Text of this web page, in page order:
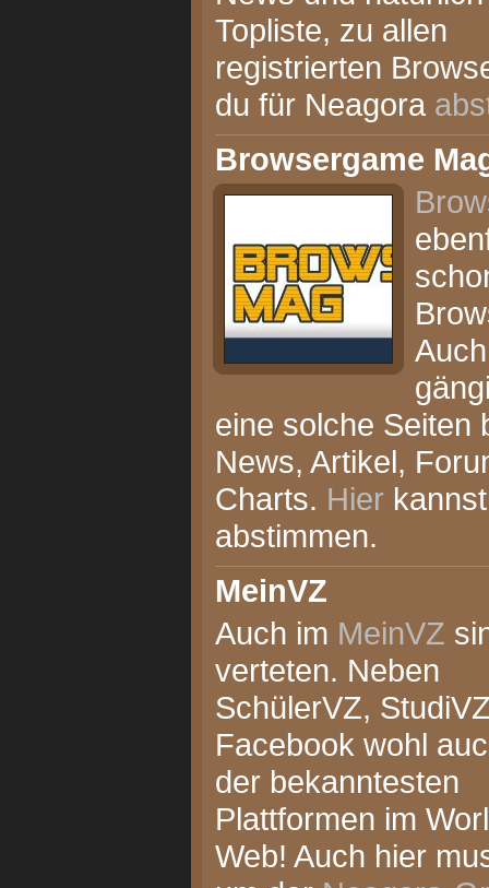
Topliste, zu allen
registrierten
du für Neagora
Browsergame
eine solche Seiten
News, Artikel,
Charts. Hier
abstimmen.
MeinVZ
Auch im MeinVZ
verteten. Neben
SchülerVZ,
Facebook wohl
der bekanntesten
Plattformen im
Web! Auch hier